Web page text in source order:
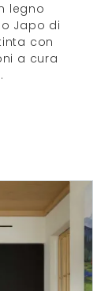
legno
Japo di
con
a cura